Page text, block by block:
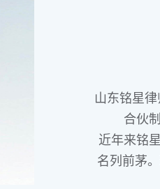
山东铭星
合伙
近年来铭
名列前茅